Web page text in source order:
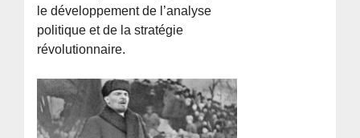
le développement de l’analyse
politique et de la stratégie
révolutionnaire.